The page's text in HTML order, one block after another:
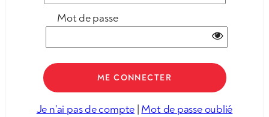
Mot de passe
Je n'ai pas de compte | Mot de passe oublié